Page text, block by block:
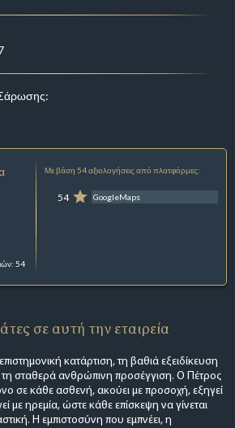
54
Με βάση 54 αξιολογήσεις από πλατφόρμες:
54 GoogleMaps
σε αυτή την εταιρεία
κατάρτιση, τη βαθιά εξειδίκευση
τη σταθερά ανθρώπινη προσέγγιση. Ο Πέτρος
σε κάθε ασθενή, ακούει με προσοχή, εξηγεί
με ηρεμία, ώστε κάθε επίσκεψη να γίνεται
Η εμπιστοσύνη που εμπνέει, η